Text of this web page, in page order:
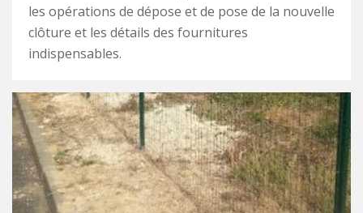
les opérations de dépose et de pose de la nouvelle
clôture et les détails des fournitures
indispensables.